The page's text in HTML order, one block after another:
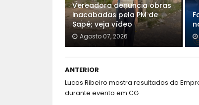
Vereadora denuncia obras
inacabadas pela PM de
Sapé; veja vídeo
Agosto 07, 2026
ANTERIOR
Lucas Ribeiro mostra resultados do
durante evento em CG